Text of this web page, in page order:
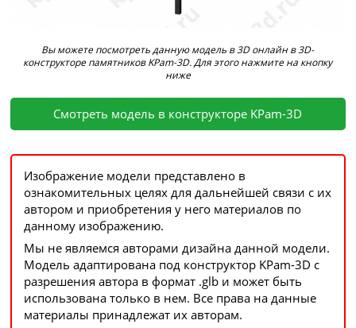
Вы можете посмотреть данную модель в 3D онлайн в 3D-
конструкторе памятников KPam-3D. Для этого нажмите на кнопку
ниже
Смотреть модель в конструкторе KPam-3D
Изображение модели представлено в
ознакомительных целях для дальнейшей связи с их
автором и приобретения у него материалов по
данному изображению.
Мы не являемся авторами дизайна данной модели.
Модель адаптирована под конструктор KPam-3D с
разрешения автора в формат .glb и может быть
использована только в нем. Все права на данные
материалы принадлежат их авторам.